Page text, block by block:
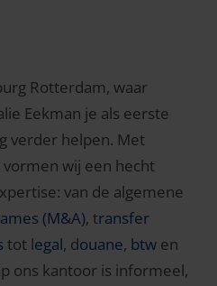
Rotterdam, waar
Eekman je als eerste
verder helpen. Met
vormen wij een hecht
van de algemene
(M&A), transfer
tot legal, douane, btw en
ons kantoor is informeel,